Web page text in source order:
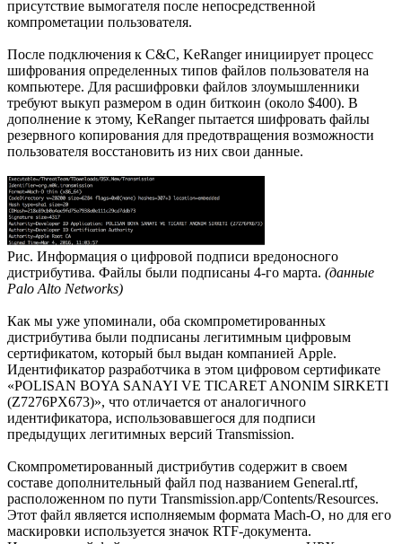
присутствие вымогателя после непосредственной
компрометации пользователя.
После подключения к C&C, KeRanger инициирует процесс
шифрования определенных типов файлов пользователя на
компьютере. Для расшифровки файлов злоумышленники
требуют выкуп размером в один биткоин (около $400). В
дополнение к этому, KeRanger пытается шифровать файлы
резервного копирования для предотвращения возможности
пользователя восстановить из них свои данные.
Рис. Информация о цифровой подписи вредоносного
дистрибутива. Файлы были подписаны 4-го марта. (данные
Palo Alto Networks)
Как мы уже упоминали, оба скомпрометированных
дистрибутива были подписаны легитимным цифровым
сертификатом, который был выдан компанией Apple.
Идентификатор разработчика в этом цифровом сертификате
«POLISAN BOYA SANAYI VE TICARET ANONIM SIRKETI
(Z7276PX673)», что отличается от аналогичного
идентификатора, использовавшегося для подписи
предыдущих легитимных версий Transmission.
Скомпрометированный дистрибутив содержит в своем
составе дополнительный файл под названием General.rtf,
расположенном по пути Transmission.app/Contents/Resources.
Этот файл является исполняемым формата Mach-O, но для его
маскировки используется значок RTF-документа.